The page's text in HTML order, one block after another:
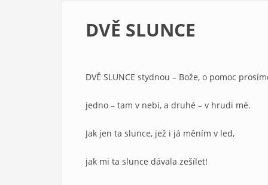
DVĚ SLUNCE
DVĚ SLUNCE stydnou – Bože, o pomoc
jedno – tam v nebi, a druhé – v hrudi mé.
Jak jen ta slunce, jež i já měním v led,
jak mi ta slunce dávala zešílet!